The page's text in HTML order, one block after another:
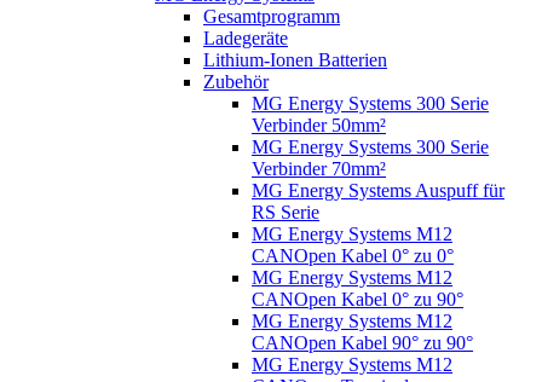
Gesamtprogramm
Ladegeräte
Lithium-Ionen Batterien
Zubehör
MG Energy Systems 300 Serie
Verbinder 50mm²
MG Energy Systems 300 Serie
Verbinder 70mm²
MG Energy Systems Auspuff für
RS Serie
MG Energy Systems M12
CANOpen Kabel 0° zu 0°
MG Energy Systems M12
CANOpen Kabel 0° zu 90°
MG Energy Systems M12
CANOpen Kabel 90° zu 90°
MG Energy Systems M12